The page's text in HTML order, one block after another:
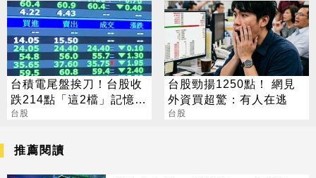
台積電尾盤挨刀！台股收
跌214點「這2檔」記憶體
逆勢收漲停
台股
台股勁揚1250點！ 網見
外資買超驚：有人在逃
台股
推薦閱讀